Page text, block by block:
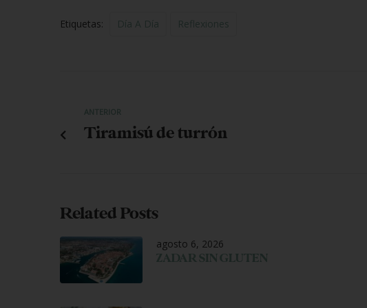
Etiquetas: Día A Día Reflexiones
ANTERIOR
Tiramisú de turrón
Related Posts
agosto 6, 2026
ZADAR SIN GLUTEN